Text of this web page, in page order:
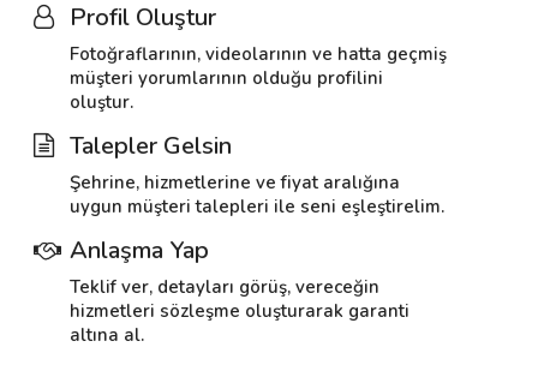
Profil Oluştur
Fotoğraflarının, videolarının ve hatta geçmiş
müşteri yorumlarının olduğu profilini
oluştur.
Talepler Gelsin
Şehrine, hizmetlerine ve fiyat aralığına
uygun müşteri talepleri ile seni eşleştirelim.
Anlaşma Yap
Teklif ver, detayları görüş, vereceğin
hizmetleri sözleşme oluşturarak garanti
altına al.